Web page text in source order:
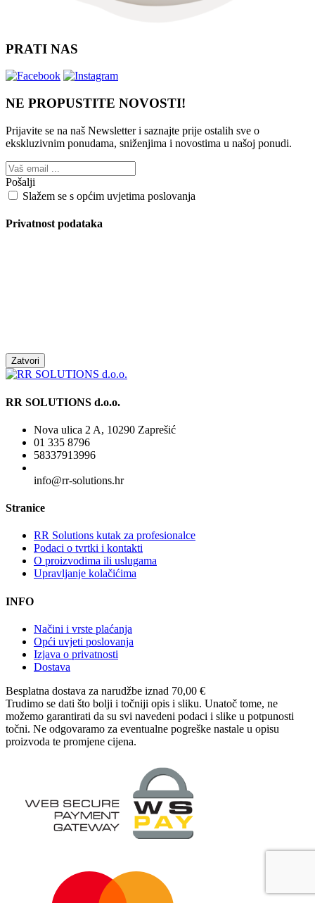
PRATI NAS
NE PROPUSTITE NOVOSTI!
Prijavite se na naš Newsletter i saznajte prije ostalih sve o
ekskluzivnim ponudama, sniženjima i novostima u našoj ponudi.
Pošalji
Slažem se s općim uvjetima poslovanja
Privatnost podataka
Zatvori
RR SOLUTIONS d.o.o.
Nova ulica 2 A, 10290 Zaprešić
01 335 8796
58337913996
info@rr-solutions.hr
Stranice
RR Solutions kutak za profesionalce
Podaci o tvrtki i kontakti
O proizvodima ili uslugama
Upravljanje kolačićima
INFO
Načini i vrste plaćanja
Opći uvjeti poslovanja
Izjava o privatnosti
Dostava
Besplatna dostava za narudžbe iznad 70,00 €
Trudimo se dati što bolji i točniji opis i sliku. Unatoč tome, ne
možemo garantirati da su svi navedeni podaci i slike u potpunosti
točni. Ne odgovaramo za eventualne pogreške nastale u opisu
proizvoda te promjene cijena.